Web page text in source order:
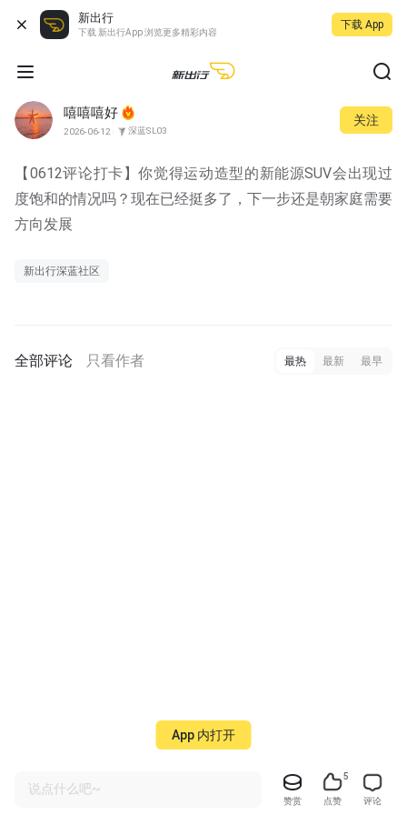
新出行
下载 新出行App 浏览更多精彩内容
下载 App
嘻嘻嘻好
2026-06-12 深蓝SL03
关注
【0612评论打卡】你觉得运动造型的新能源SUV会出现过
度饱和的情况吗？现在已经挺多了，下一步还是朝家庭需要
方向发展
新出行深蓝社区
全部评论 只看作者 最热 最新 最早
说点什么吧~
赞赏
5
点赞 评论
App 内打开